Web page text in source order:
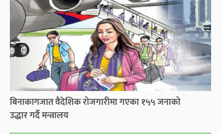
बिनाकागजात वैदेशिक रोजगारीमा गएका १५५ जनाको
उद्धार गर्दै मन्त्रालय